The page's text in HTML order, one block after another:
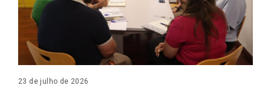
23 de julho de 2026